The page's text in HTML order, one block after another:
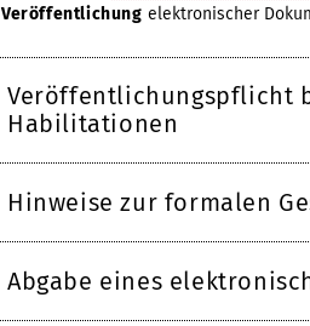
Veröffentlichung elektronischer
Veröffentlichungspflicht
Habilitationen
Hinweise zur formalen
Abgabe eines